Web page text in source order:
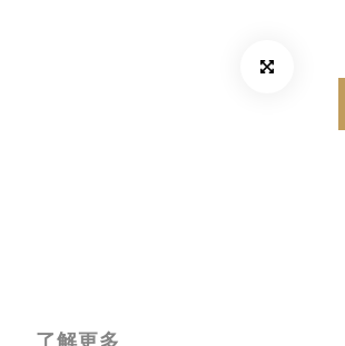
了解更多